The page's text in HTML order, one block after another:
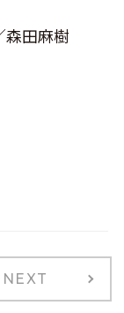
森田麻樹
NEXT